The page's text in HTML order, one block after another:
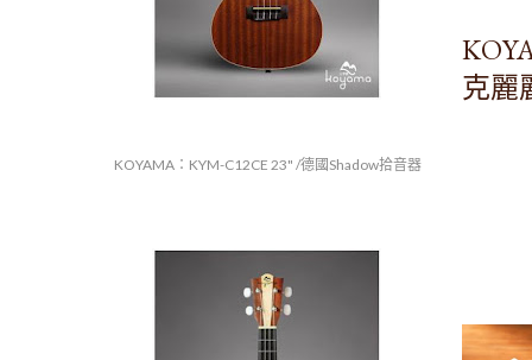
KOYAMA：KYM-C12CE 23" /德國Shadow拾音器
克麗